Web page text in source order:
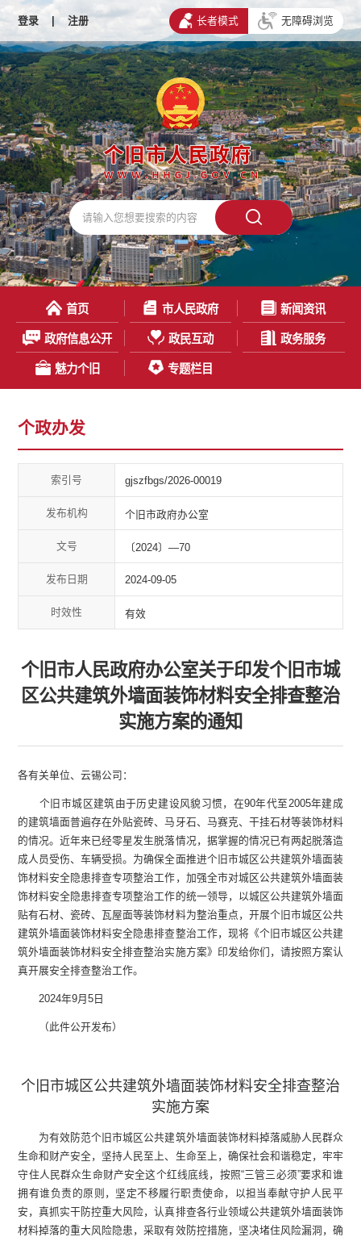
登录 | 注册 长者模式 无障碍浏览
首页 市人民政府 新闻资讯
政府信息公开 政民互动 政务服务
魅力个旧 专题栏目
个政办发
索引号 gjszfbgs/2026-00019
发布机构 个旧市政府办公室
文号 〔2024〕—70
发布日期 2024-09-05
时效性 有效
个旧市人民政府办公室关于印发个旧市城
区公共建筑外墙面装饰材料安全排查整治
实施方案的通知
各有关单位、云锡公司：
个旧市城区建筑由于历史建设风貌习惯，在90年代至2005年建成
的建筑墙面普遍存在外贴瓷砖、马牙石、马赛克、干挂石材等装饰材料
的情况。近年来已经零星发生脱落情况，据掌握的情况已有两起脱落造
成人员受伤、车辆受损。为确保全面推进个旧市城区公共建筑外墙面装
饰材料安全隐患排查专项整治工作，加强全市对城区公共建筑外墙面装
饰材料安全隐患排查专项整治工作的统一领导，以城区公共建筑外墙面
贴有石材、瓷砖、瓦屋面等装饰材料为整治重点，开展个旧市城区公共
建筑外墙面装饰材料安全隐患排查整治工作，现将《个旧市城区公共建
筑外墙面装饰材料安全排查整治实施方案》印发给你们，请按照方案认
真开展安全排查整治工作。
2024年9月5日
（此件公开发布）
个旧市城区公共建筑外墙面装饰材料安全排查整治
实施方案
为有效防范个旧市城区公共建筑外墙面装饰材料掉落威胁人民群众
生命和财产安全，坚持人民至上、生命至上，确保社会和谐稳定，牢牢
守住人民群众生命财产安全这个红线底线，按照“三管三必须”要求和谁
拥有谁负责的原则，坚定不移履行职责使命，以担当奉献守护人民平
安，真抓实干防控重大风险，认真排查各行业领域公共建筑外墙面装饰
材料掉落的重大风险隐患，采取有效防控措施，坚决堵住风险漏洞，确